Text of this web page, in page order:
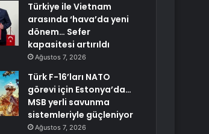
Türkiye ile Vietnam
arasında ‘hava’da yeni
dönem… Sefer
kapasitesi artırıldı
Ağustos 7, 2026
Türk F-16’ları NATO
görevi için Estonya’da…
MSB yerli savunma
sistemleriyle güçleniyor
Ağustos 7, 2026